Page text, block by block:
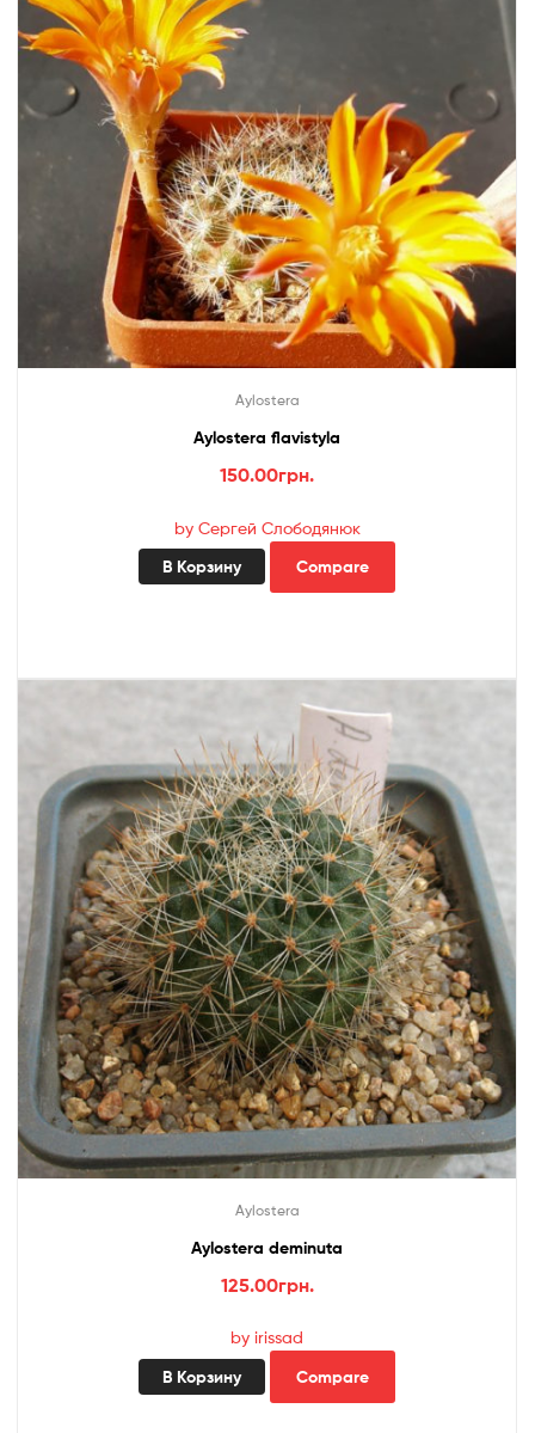
Aylostera
Aylostera flavistyla
150.00грн.
by Сергей Слободянюк
В Корзину Compare
Aylostera
Aylostera deminuta
125.00грн.
by irissad
В Корзину Compare